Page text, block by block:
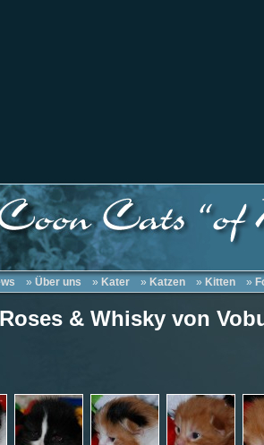
» Über uns » Kater » Katzen » Kitten »
& Whisky von